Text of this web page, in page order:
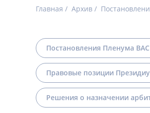
Главная Архив
Постановления Пленума
Правовые позиции
Решения о назначении